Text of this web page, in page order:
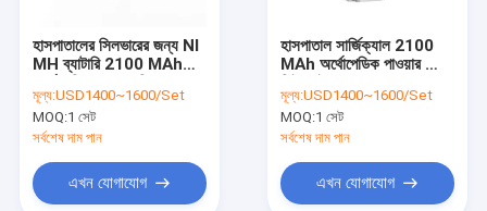
হাসপাতালের সিলভারের জন্য NI
MH ব্যাটারি 2100 MAh
মূল্য:USD1400~1600/Set
MOQ:1 সেট
সর্বশেষ দাম পান
এখন যোগাযোগ
হাসপাতাল সার্জিক্যাল 2100
MAh অর্থোপেডিক পাওয়ার ড্রিল
মূল্য:USD1400~1600/Set
MOQ:1 সেট
সর্বশেষ দাম পান
এখন যোগাযোগ